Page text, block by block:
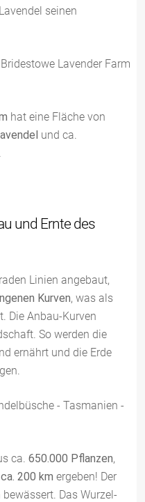
seinen
hat eine Fläche von
und ca.
und Ernte des
Linien angebaut,
Kurven, was als
Die Anbau-Kurven
So werden die
ernährt und die Erde
ca. 650.000 Pflanzen,
200 km ergeben! Der
Das Wurzel-